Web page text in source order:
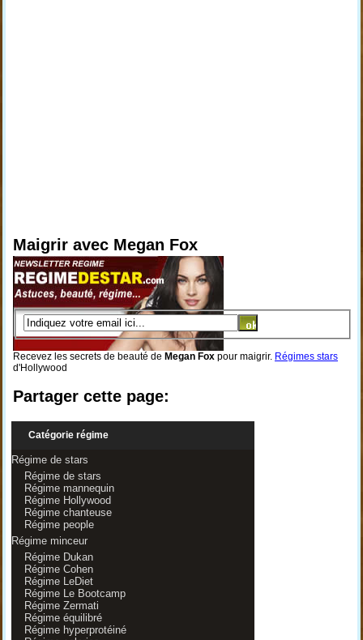
Maigrir avec Megan Fox
Recevez les secrets de beauté de Megan Foxpour maigrir. Régimes stars
d'Hollywood
Partager cette page:
Catégorie régime
Régime de stars
Régime de stars
Régime mannequin
Régime Hollywood
Régime chanteuse
Régime people
Régime minceur
Régime Dukan
Régime Cohen
Régime LeDiet
Régime Le Bootcamp
Régime Zermati
Régime équilibré
Régime hyperprotéiné